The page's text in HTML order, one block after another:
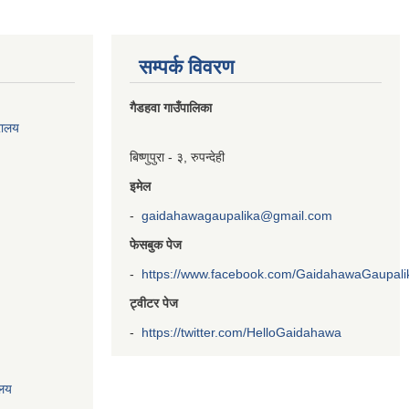
सम्पर्क विवरण
गैडहवा गाउँपालिका
बिष्णुपुरा - ३, रुपन्देही
इमेल
- gaidahawagaupalika@gmail.com
फेसबुक पेज
- https://www.facebook.com/
ट्वीटर पेज
- https://twitter.com/HelloGaidahawa